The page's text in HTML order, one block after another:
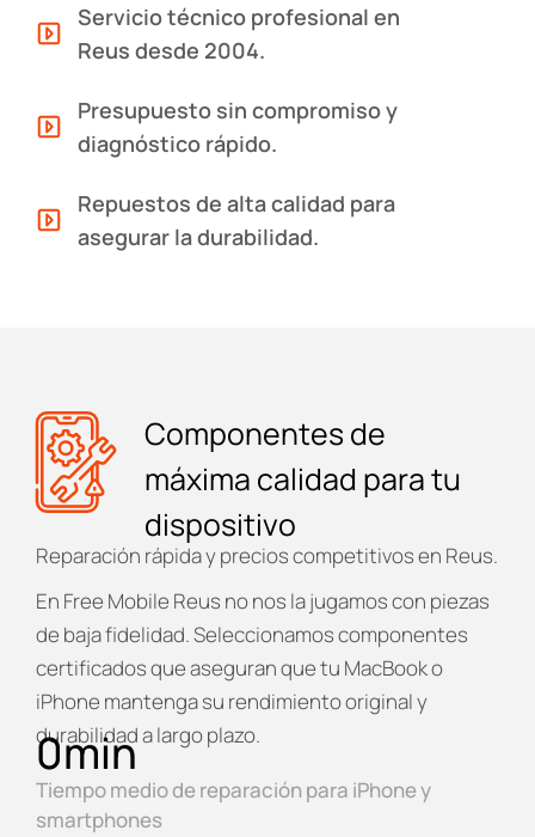
Servicio técnico profesional en
Reus desde 2004.
Presupuesto sin compromiso y
diagnóstico rápido.
Repuestos de alta calidad para
asegurar la durabilidad.
Componentes de
máxima calidad para tu
dispositivo
Reparación rápida y precios competitivos en Reus.
En Free Mobile Reus no nos la jugamos con piezas
de baja fidelidad. Seleccionamos componentes
certificados que aseguran que tu MacBook o
iPhone mantenga su rendimiento original y
durabilidad a largo plazo.
Tiempo medio de reparación para iPhone y
smartphones
0min